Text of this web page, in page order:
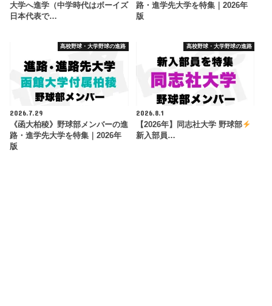
大学へ進学（中学時代はボーイズ
日本代表で…
路・進学先大学を特集｜2026年
版
高校野球・大学野球の進路
2026.7.29
《函大柏稜》野球部メンバーの進
路・進学先大学を特集｜2026年
版
高校野球・大学野球の進路
2026.8.1
【2026年】同志社大学 野球部
新入部員…